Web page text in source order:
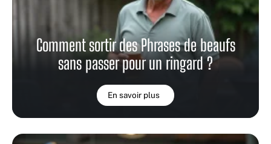
Comment sortir des Phrases de beaufs
sans passer pour un ringard ?
En savoir plus